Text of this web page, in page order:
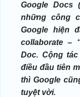
Google Docs
những công
Google hiện
collaborate –
Doc. Cộng
điều đầu tiên
thì Google
tuyệt vời.